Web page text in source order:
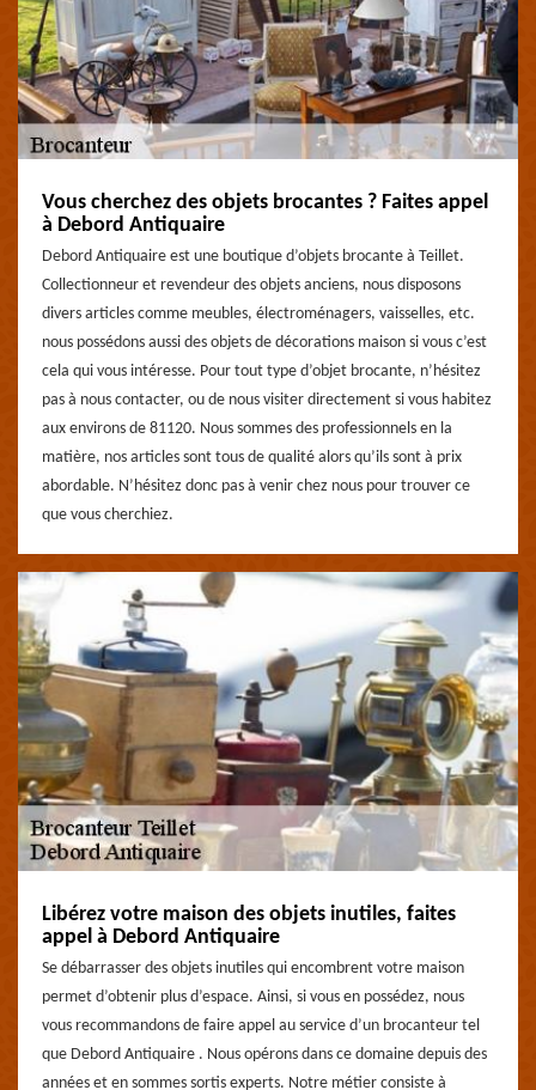
Vous cherchez des objets brocantes ? Faites appel
à Debord Antiquaire
Debord Antiquaire est une boutique d’objets brocante à Teillet.
Collectionneur et revendeur des objets anciens, nous disposons
divers articles comme meubles, électroménagers, vaisselles, etc.
nous possédons aussi des objets de décorations maison si vous c’est
cela qui vous intéresse. Pour tout type d’objet brocante, n’hésitez
pas à nous contacter, ou de nous visiter directement si vous habitez
aux environs de 81120. Nous sommes des professionnels en la
matière, nos articles sont tous de qualité alors qu’ils sont à prix
abordable. N’hésitez donc pas à venir chez nous pour trouver ce
que vous cherchiez.
Libérez votre maison des objets inutiles, faites
appel à Debord Antiquaire
Se débarrasser des objets inutiles qui encombrent votre maison
permet d’obtenir plus d’espace. Ainsi, si vous en possédez, nous
vous recommandons de faire appel au service d’un brocanteur tel
que Debord Antiquaire . Nous opérons dans ce domaine depuis des
années et en sommes sortis experts. Notre métier consiste à